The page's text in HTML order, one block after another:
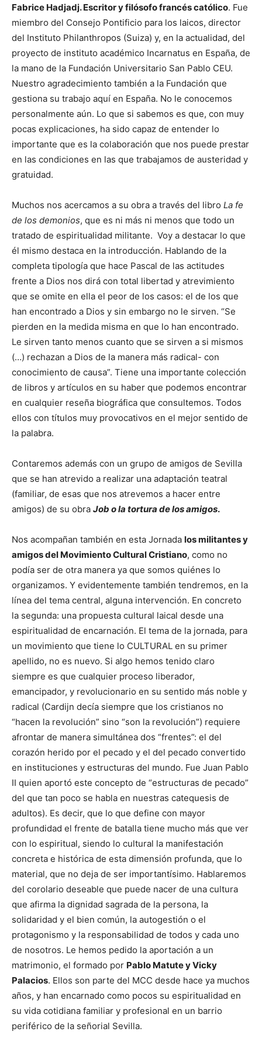
Fabrice Hadjadj. Escritor y filósofo francés católico. Fue
miembro del Consejo Pontificio para los laicos, director
del Instituto Philanthropos (Suiza) y, en la actualidad, del
proyecto de instituto académico Incarnatus en España, de
la mano de la Fundación Universitario San Pablo CEU.
Nuestro agradecimiento también a la Fundación que
gestiona su trabajo aquí en España. No le conocemos
personalmente aún. Lo que si sabemos es que, con muy
pocas explicaciones, ha sido capaz de entender lo
importante que es la colaboración que nos puede prestar
en las condiciones en las que trabajamos de austeridad y
gratuidad.
Muchos nos acercamos a su obra a través del libro La fe
de los demonios, que es ni más ni menos que todo un
tratado de espiritualidad militante. Voy a destacar lo que
él mismo destaca en la introducción. Hablando de la
completa tipología que hace Pascal de las actitudes
frente a Dios nos dirá con total libertad y atrevimiento
que se omite en ella el peor de los casos: el de los que
han encontrado a Dios y sin embargo no le sirven. “Se
pierden en la medida misma en que lo han encontrado.
Le sirven tanto menos cuanto que se sirven a si mismos
(…) rechazan a Dios de la manera más radical- con
conocimiento de causa”. Tiene una importante colección
de libros y artículos en su haber que podemos encontrar
en cualquier reseña biográfica que consultemos. Todos
ellos con títulos muy provocativos en el mejor sentido de
la palabra.
Contaremos además con un grupo de amigos de Sevilla
que se han atrevido a realizar una adaptación teatral
(familiar, de esas que nos atrevemos a hacer entre
amigos) de su obra Job o la tortura de los amigos.
Nos acompañan también en esta Jornada los militantes y
amigos del Movimiento Cultural Cristiano, como no
podía ser de otra manera ya que somos quiénes lo
organizamos. Y evidentemente también tendremos, en la
línea del tema central, alguna intervención. En concreto
la segunda: una propuesta cultural laical desde una
espiritualidad de encarnación. El tema de la jornada, para
un movimiento que tiene lo CULTURAL en su primer
apellido, no es nuevo. Si algo hemos tenido claro
siempre es que cualquier proceso liberador,
emancipador, y revolucionario en su sentido más noble y
radical (Cardijn decía siempre que los cristianos no
“hacen la revolución” sino “son la revolución”) requiere
afrontar de manera simultánea dos “frentes”: el del
corazón herido por el pecado y el del pecado convertido
en instituciones y estructuras del mundo. Fue Juan Pablo
II quien aportó este concepto de “estructuras de pecado”
del que tan poco se habla en nuestras catequesis de
adultos). Es decir, que lo que define con mayor
profundidad el frente de batalla tiene mucho más que ver
con lo espiritual, siendo lo cultural la manifestación
concreta e histórica de esta dimensión profunda, que lo
material, que no deja de ser importantísimo. Hablaremos
del corolario deseable que puede nacer de una cultura
que afirma la dignidad sagrada de la persona, la
solidaridad y el bien común, la autogestión o el
protagonismo y la responsabilidad de todos y cada uno
de nosotros. Le hemos pedido la aportación a un
matrimonio, el formado por Pablo Matute y Vicky
Palacios. Ellos son parte del MCC desde hace ya muchos
años, y han encarnado como pocos su espiritualidad en
su vida cotidiana familiar y profesional en un barrio
periférico de la señorial Sevilla.